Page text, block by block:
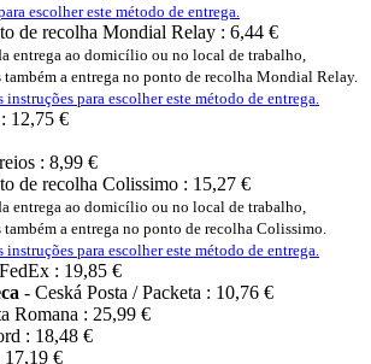
escolher este método de entrega.
de recolha Mondial Relay : 6,44 €
entrega ao domicílio ou no local de trabalho,
também a entrega no ponto de recolha Mondial Relay.
instruções para escolher este método de entrega.
12,75 €
: 8,99 €
de recolha Colissimo : 15,27 €
entrega ao domicílio ou no local de trabalho,
também a entrega no ponto de recolha Colissimo.
instruções para escolher este método de entrega.
: 19,85 €
- Ceská Posta / Packeta : 10,76 €
Romana : 25,99 €
: 18,48 €
17,19 €